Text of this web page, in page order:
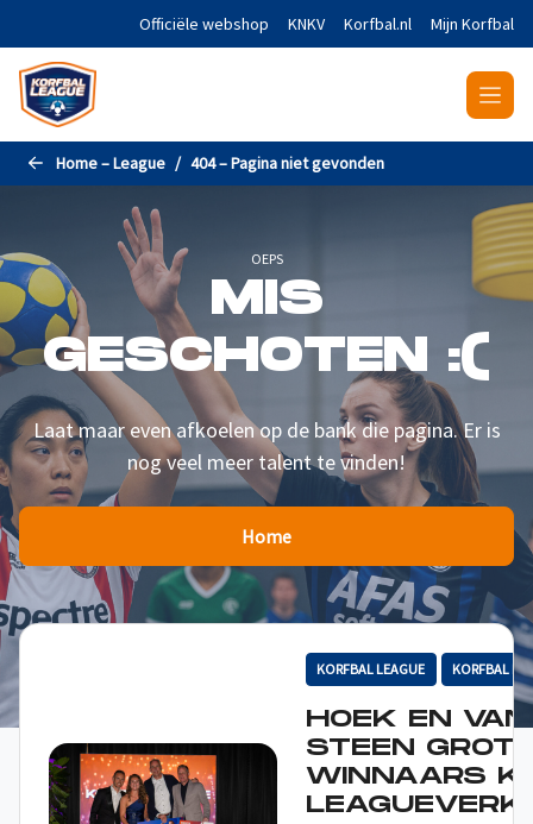
Naar de hoofdinhoud gaanOfficiële webshop KNKV Korfbal.nl Mijn Korfbal
Home – League 404 – Pagina niet gevonden
OEPS
MIS
GESCHOTEN :(
Laat maar even afkoelen op de bank die pagina. Er is
nog veel meer talent te vinden!
Home
KORFBAL LEAGUE KORFBAL
HOEK EN VAN
STEEN
WINNAARS